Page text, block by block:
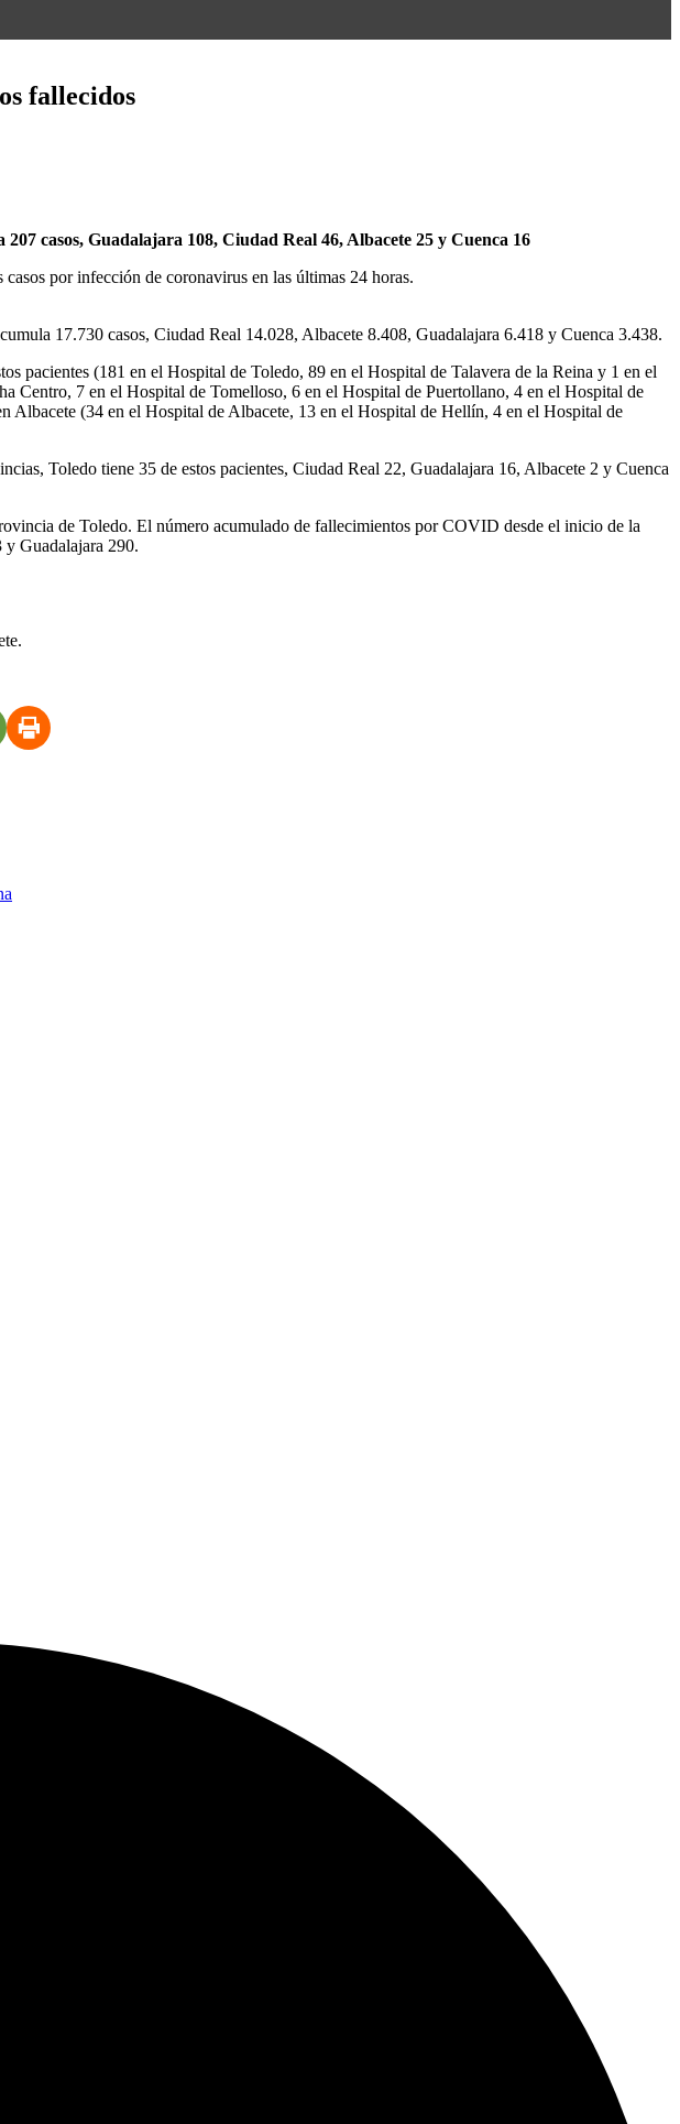
fallecidos
casos, Guadalajara 108, Ciudad Real 46, Albacete 25 y Cuenca 16
por infección de coronavirus en las últimas 24 horas.
17.730 casos, Ciudad Real 14.028, Albacete 8.408, Guadalajara 6.418 y Cuenca 3.438.
pacientes (181 en el Hospital de Toledo, 89 en el Hospital de Talavera de la Reina y 1 en el
Centro, 7 en el Hospital de Tomelloso, 6 en el Hospital de Puertollano, 4 en el Hospital de
Albacete (34 en el Hospital de Albacete, 13 en el Hospital de Hellín, 4 en el Hospital de
Toledo tiene 35 de estos pacientes, Ciudad Real 22, Guadalajara 16, Albacete 2 y Cuenca
de Toledo. El número acumulado de fallecimientos por COVID desde el inicio de la
Guadalajara 290.